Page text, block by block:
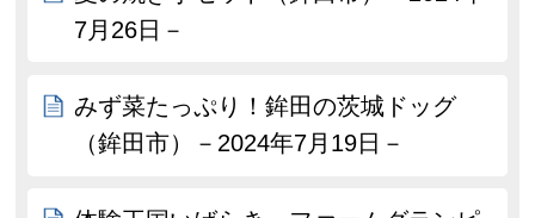
7月26日－
みず菜たっぷり！鉾田の茨城ドッグ
（鉾田市）－2024年7月19日－